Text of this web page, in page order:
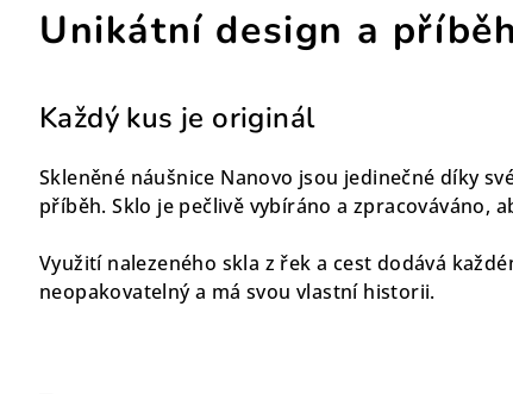
Unikátní design a příběh
Každý kus je originál
Skleněné náušnice Nanovo jsou jedinečné díky
příběh. Sklo je pečlivě vybíráno a zpracováváno,
Využití nalezeného skla z řek a cest dodává
neopakovatelný a má svou vlastní historii.